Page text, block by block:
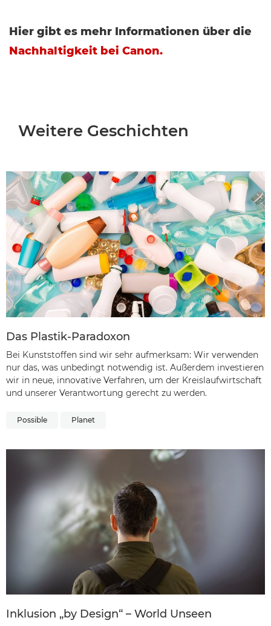
Hier gibt es mehr Informationen über die
Nachhaltigkeit bei Canon.
Weitere Geschichten
Das Plastik-Paradoxon
Bei Kunststoffen sind wir sehr aufmerksam: Wir verwenden
nur das, was unbedingt notwendig ist. Außerdem investieren
wir in neue, innovative Verfahren, um der Kreislaufwirtschaft
und unserer Verantwortung gerecht zu werden.
Possible Planet
Inklusion „by Design“ – World Unseen